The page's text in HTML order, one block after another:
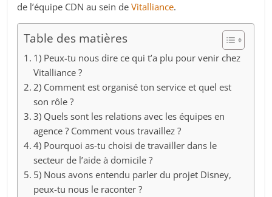
de l’équipe CDN au sein deVitalliance.
Table des matières
1) Peux-tu nous dire ce qui t’a plu pour venir chez
Vitalliance ?
2) Comment est organisé ton service et quel est
son rôle ?
3) Quels sont les relations avec les équipes en
agence ? Comment vous travaillez ?
4) Pourquoi as-tu choisi de travailler dans le
secteur de l’aide à domicile ?
5) Nous avons entendu parler du projet Disney,
peux-tu nous le raconter ?